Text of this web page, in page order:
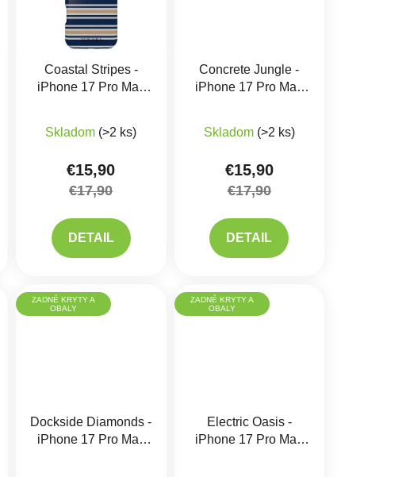
Coastal Stripes -
iPhone 17 Pro Max
Skladom (>2 ks)
€15,90
€17,90
DETAIL
Concrete Jungle -
iPhone 17 Pro Max
Skladom (>2 ks)
€15,90
€17,90
DETAIL
ZADNÉ KRYTY A
OBALY
Dockside Diamonds -
iPhone 17 Pro Max
ZADNÉ KRYTY A
OBALY
Electric Oasis -
iPhone 17 Pro Max